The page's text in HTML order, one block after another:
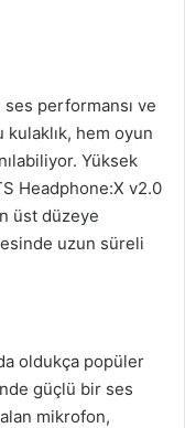
performansı ve
kulaklık, hem oyun
Yüksek
Headphone:X v2.0
üst düzeye
uzun süreli
oldukça popüler
güçlü bir ses
mikrofon,